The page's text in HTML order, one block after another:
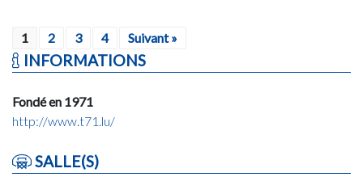
1 2 3 4 Suivant »
INFORMATIONS
Fondé en 1971
http://www.t71.lu/
SALLE(S)